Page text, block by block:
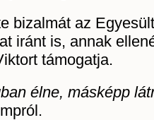
bizalmát az
iránt is, annak
támogatja.
élne, másképp